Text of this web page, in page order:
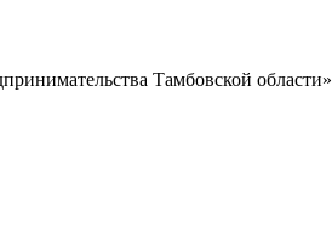
Тамбовской области»